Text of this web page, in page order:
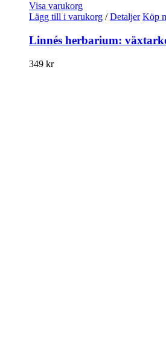
Visa varukorg
Lägg till i varukorg / Detaljer Köp
Linnés herbarium:
349 kr